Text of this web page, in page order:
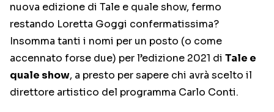
nuova edizione di Tale e quale show, fermo
restando Loretta Goggi confermatissima?
Insomma tanti i nomi per un posto (o come
accennato forse due) per l’edizione 2021 di Tale e
quale show, a presto per sapere chi avrà scelto il
direttore artistico del programma Carlo Conti.